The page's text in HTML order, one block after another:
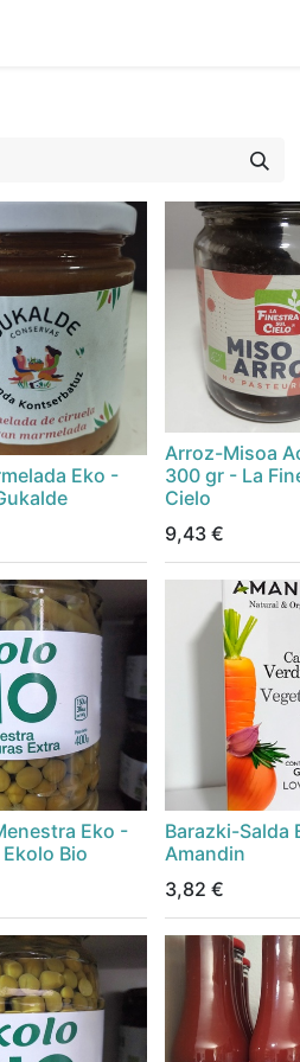
Eko -
Arroz-Misoa
300 gr - La
Cielo
9,43 €
Eko -
Bio
Barazki-Salda
Amandin
3,82 €